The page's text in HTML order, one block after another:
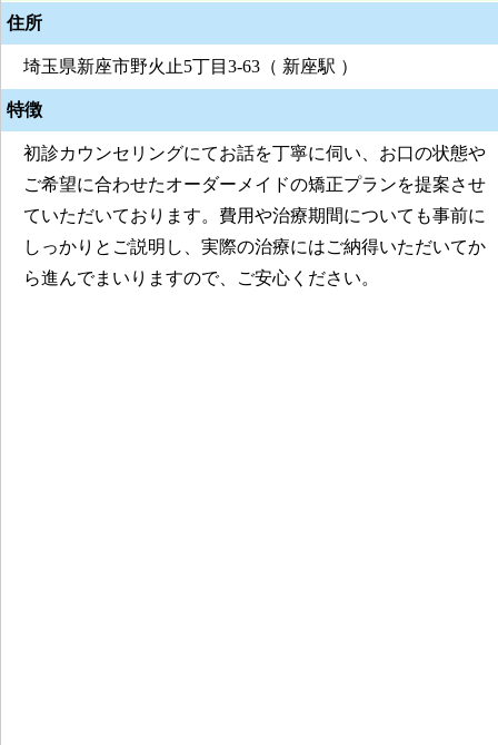
住所
埼玉県新座市野火止5丁目3-63（ 新座駅 ）
特徴
初診カウンセリングにてお話を丁寧に伺い、お口の状態や
ご希望に合わせたオーダーメイドの矯正プランを提案させ
ていただいております。費用や治療期間についても事前に
しっかりとご説明し、実際の治療にはご納得いただいてか
ら進んでまいりますので、ご安心ください。